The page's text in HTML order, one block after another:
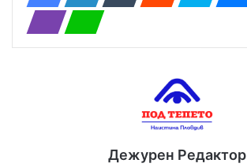
Дежурен Редактор